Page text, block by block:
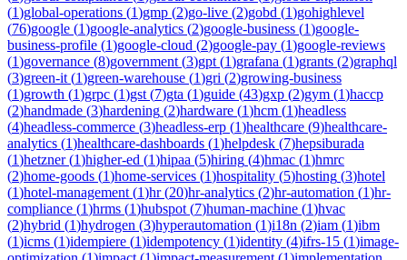
(1)global-operations (1)gmp (2)go-live (2)gobd (1)gohighlevel
(76)google (1)google-analytics (2)google-business (1)google-
business-profile (1)google-cloud (2)google-pay (1)google-reviews
(1)governance (8)government (3)gpt (1)grafana (1)grants (2)graphql
(3)green-it (1)green-warehouse (1)gri (2)growing-business
(1)growth (1)grpc (1)gst (7)gta (1)guide (43)gxp (2)gym (1)haccp
(2)handmade (3)hardening (2)hardware (1)hcm (1)headless
(4)headless-commerce (3)headless-erp (1)healthcare (9)healthcare-
analytics (1)healthcare-dashboards (1)helpdesk (7)hepsiburada
(1)hetzner(1)higher-ed (1)hipaa (5)hiring (4)hmac (1)hmrc
(2)home-goods (1)home-services (1)hospitality (5)hosting (3)hotel
(1)hotel-management (1)hr(20)hr-analytics (2)hr-automation (1)hr-
compliance (1)hrms (1)hubspot (7)human-machine (1)hvac
(2)hybrid (1)hydrogen (3)hyperautomation (1)i18n (2)iam (1)ibm
(1)icms (1)idempiere (1)idempotency (1)identity (4)ifrs-15 (1)image-